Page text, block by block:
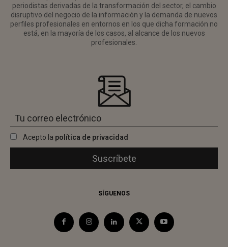
periodistas derivadas de la transformación del sector, el cambio
disruptivo del negocio de la información y la demanda de nuevos
perfiles profesionales en entornos en los que dicha formación no
está, en la mayoría de los casos, al alcance de los nuevos
profesionales.
Acepto la política de privacidad
SÍGUENOS